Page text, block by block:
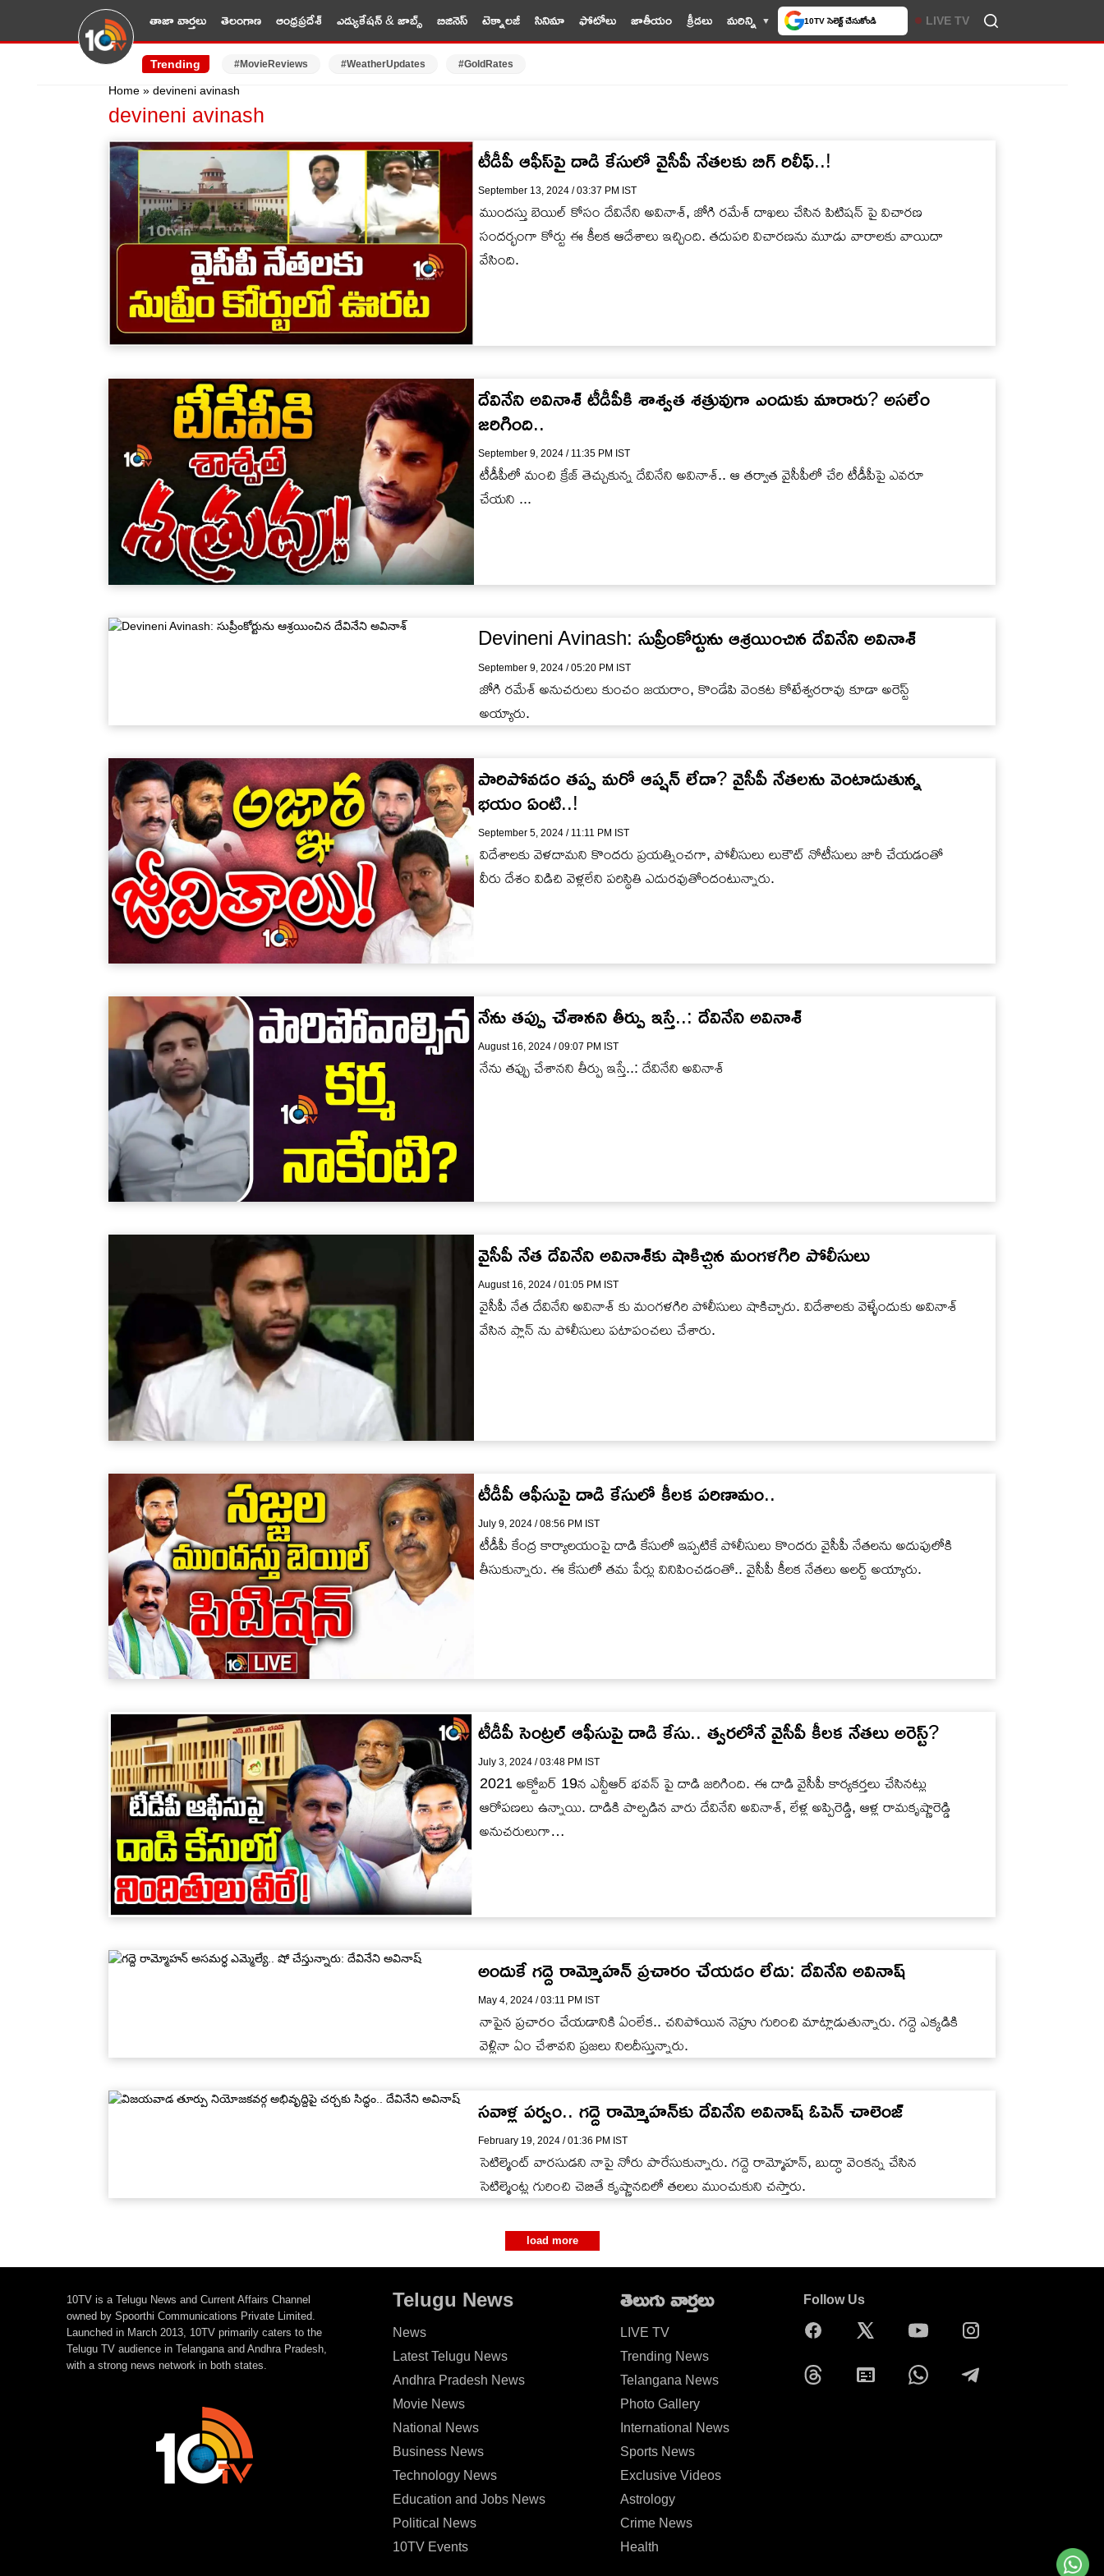
తాజా వార్తలు తెలంగాణ ఆంధ్రప్రదేశ్ ఎడ్యుకేషన్ & జాబ్స్ బిజినెస్ టెక్నాలజీ సినిమా ఫోటోలు జాతీయం క్రీడలు మరిన్ని
చేసుకోండి
LIVE TV
Trending #MovieReviews #WeatherUpdates #GoldRates
Home » devineni avinash
devineni avinash
టీడీపీ ఆఫీస్‌పై దాడి కేసులో వైసీపీ నేతలకు బిగ్ రిలీఫ్..!
September 13, 2024 / 03:37 PM IST
ముందస్తు బెయిల్ కోసం దేవినేని అవినాశ్, జోగి రమేశ్ దాఖలు చేసిన పిటిషన్ పై విచారణ
సందర్భంగా కోర్టు ఈ కీలక ఆదేశాలు ఇచ్చింది. తదుపరి విచారణను మూడు వారాలకు వాయిదా
వేసింది.
దేవినేని అవినాశ్‌ టీడీపీకి శాశ్వత శత్రువుగా ఎందుకు మారారు? అసలేం
జరిగింది..
September 9, 2024 / 11:35 PM IST
టీడీపీలో మంచి క్రేజ్ తెచ్చుకున్న దేవినేని అవినాశ్.. ఆ తర్వాత వైసీపీలో చేరి టీడీపీపై ఎవరూ
చేయని ...
Devineni Avinash: సుప్రీంకోర్టును ఆశ్రయించిన దేవినేని అవినాశ్
September 9, 2024 / 05:20 PM IST
జోగి రమేశ్ అనుచరులు కుంచం జయరాం, కొండేపి వెంకట కోటేశ్వరరావు కూడా అరెస్ట్
అయ్యారు.
పారిపోవడం తప్ప మరో ఆప్షన్ లేదా? వైసీపీ నేతలను వెంటాడుతున్న
భయం ఏంటి..!
September 5, 2024 / 11:11 PM IST
విదేశాలకు వెళదామని కొందరు ప్రయత్నించగా, పోలీసులు లుకౌట్ నోటీసులు జారీ చేయడంతో
వీరు దేశం విడిచి వెళ్లలేని పరిస్థితి ఎదురవుతోందంటున్నారు.
నేను తప్పు చేశానని తీర్పు ఇస్తే..: దేవినేని అవినాశ్
August 16, 2024 / 09:07 PM IST
నేను తప్పు చేశానని తీర్పు ఇస్తే..: దేవినేని అవినాశ్
వైసీపీ నేత దేవినేని అవినాశ్‌కు షాకిచ్చిన మంగళగిరి పోలీసులు
August 16, 2024 / 01:05 PM IST
వైసీపీ నేత దేవినేని అవినాశ్ కు మంగళగిరి పోలీసులు షాకిచ్చారు. విదేశాలకు వెళ్ళేందుకు అవినాశ్
వేసిన ప్లాన్ ను పోలీసులు పటాపంచలు చేశారు.
టీడీపీ ఆఫీసుపై దాడి కేసులో కీలక పరిణామం..
July 9, 2024 / 08:56 PM IST
టీడీపీ కేంద్ర కార్యాలయంపై దాడి కేసులో ఇప్పటికే పోలీసులు కొందరు వైసీపీ నేతలను అదుపులోకి
తీసుకున్నారు. ఈ కేసులో తమ పేర్లు వినిపించడంతో.. వైసీపీ కీలక నేతలు అలర్ట్ అయ్యారు.
టీడీపీ సెంట్రల్ ఆఫీసుపై దాడి కేసు.. త్వరలోనే వైసీపీ కీలక నేతలు అరెస్ట్?
July 3, 2024 / 03:48 PM IST
2021 అక్టోబర్ 19న ఎన్టీఆర్ భవన్ పై దాడి జరిగింది. ఈ దాడి వైసీపీ కార్యకర్తలు చేసినట్లు
ఆరోపణలు ఉన్నాయి. దాడికి పాల్పడిన వారు దేవినేని అవినాశ్, లేళ్ల అప్పిరెడ్డి, ఆళ్ల రామకృష్ణారెడ్డి
అనుచరులుగా…
అందుకే గద్దె రామ్మోహన్ ప్రచారం చేయడం లేదు: దేవినేని అవినాష్
May 4, 2024 / 03:11 PM IST
నాపైన ప్రచారం చేయడానికి ఏంలేక.. చనిపోయిన నెహ్రు గురించి మాట్లాడుతున్నారు. గద్దె ఎక్కడికి
వెళ్లినా ఏం చేశావని ప్రజలు నిలదీస్తున్నారు.
సవాళ్ల పర్వం.. గద్దె రామ్మోహన్‌కు దేవినేని అవినాష్ ఓపెన్ చాలెంజ్
February 19, 2024 / 01:36 PM IST
సెటిల్మెంట్ వారసుడని నాపై నోరు పారేసుకున్నారు. గద్దె రామ్మోహన్, బుద్ధా వెంకన్న చేసిన
సెటిల్మెంట్ల గురించి చెబితే కృష్ణానదిలో తలలు ముంచుకుని చస్తారు.
load more
10TV is a Telugu News and Current Affairs Channel
owned by Spoorthi Communications Private Limited.
Launched in March 2013, 10TV primarily caters to the
Telugu TV audience in Telangana and Andhra Pradesh,
with a strong news network in both states.
Telugu News
News
Latest Telugu News
Andhra Pradesh News
Movie News
National News
Business News
Technology News
Education and Jobs News
Political News
10TV Events
తెలుగు వార్తలు
LIVE TV
Trending News
Telangana News
Photo Gallery
International News
Sports News
Exclusive Videos
Astrology
Crime News
Health
Follow Us